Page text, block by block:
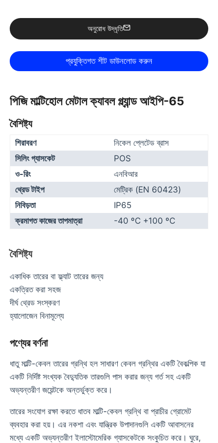
অনুরোধ উদ্ধৃতি
পিজি মাল্টিহোল মেটাল ক্যাবল গ্ল্যান্ড আইপি-65
বৈশিষ্ট্য
শিরাবরণ
নিকেল প্লেটেড ব্রাস
সিলিং গ্যাসকেট
POS
ও-রিং
এনবিআর
থ্রেড টাইপ
মেট্রিক (EN 60423)
নিবিড়তা
IP65
ক্রমাগত কাজের তাপমাত্রা
-40 ºC +100 ºC
বৈশিষ্ট্য
একাধিক তারের বা ফ্ল্যাট তারের জন্য
একত্রিত করা সহজ
দীর্ঘ থ্রেড সংস্করণ
হ্যালোজেন বিনামূল্যে
পণ্যের বর্ণনা
ধাতু মাল্টি-কেবল তারের গ্রন্থি হল সাধারণ কেবল গ্রন্থির একটি বৈকল্পিক যা
একটি নির্দিষ্ট সংখ্যক বৈদ্যুতিক তারগুলি পাস করার জন্য গর্ত সহ একটি
অভ্যন্তরীণ জয়েন্টকে অন্তর্ভুক্ত করে।
তারের সংযোগ রক্ষা করতে ধাতব মাল্টি-কেবল গ্রন্থি বা প্রাচীর গ্রোমেট
ব্যবহার করা হয়। এর নকশা এবং যান্ত্রিক উপাদানগুলি একটি আবাসনের
মধ্যে একটি অভ্যন্তরীণ ইলাস্টোমেরিক গ্যাসকেটকে সংকুচিত করে। ঘুরে,